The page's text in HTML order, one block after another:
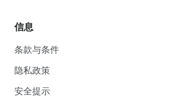
信息
条款与条件
隐私政策
安全提示